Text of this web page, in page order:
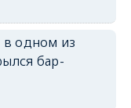
в одном из
бар-